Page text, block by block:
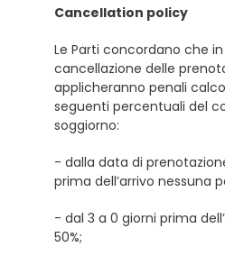
Cancellation policy
Le Parti concordano che
cancellazione delle
applicheranno penali
seguenti percentuali del
soggiorno:
- dalla data di
prima dell’arrivo nessuna
- dal 3 a 0 giorni prima
50%;